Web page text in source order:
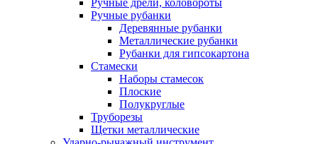
Ручные дрели, коловороты
Ручные рубанки
Деревянные рубанки
Металлические рубанки
Рубанки для гипсокартона
Стамески
Наборы стамесок
Плоские
Полукруглые
Труборезы
Щетки металлические